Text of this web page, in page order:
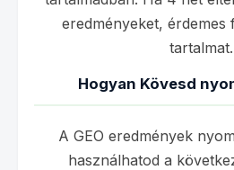
eredményeket, érdemes
tartalmat.
Hogyan Kövesd
A GEO eredmények
használhatod a